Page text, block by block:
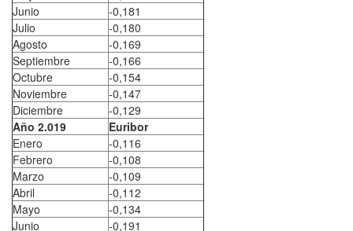
Junio
-0,181
Julio
-0,180
Agosto
-0,169
Septiembre
-0,166
Octubre
-0,154
Noviembre
-0,147
Diciembre
-0,129
Año 2.019
Euribor
Enero
-0,116
Febrero
-0,108
Marzo
-0,109
Abril
-0,112
Mayo
-0,134
Junio
-0,191